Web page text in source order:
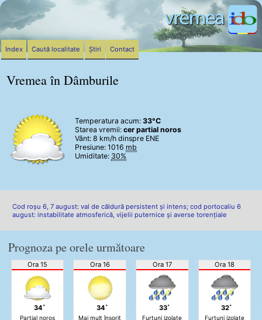
Vremea în Dâmburile
Temperatura acum: 33°C
Starea vremii: cer partial noros
Vânt: 8 km/h dinspre ENE
Presiune: 1016 mb
Umiditate: 30%
Cod roșu 6, 7 august: val de căldură persistent și intens; cod portocaliu 6
august: instabilitate atmosferică, vijelii puternice și averse torențiale
Prognoza pe orele următoare
Ora 15
34˚
Parțial noros
Ora 16
34˚
Mai mult însorit
Ora 17
33˚
Furtuni izolate
Ora 18
32˚
Furtuni izolate
Index Caută localitate Știri Contact